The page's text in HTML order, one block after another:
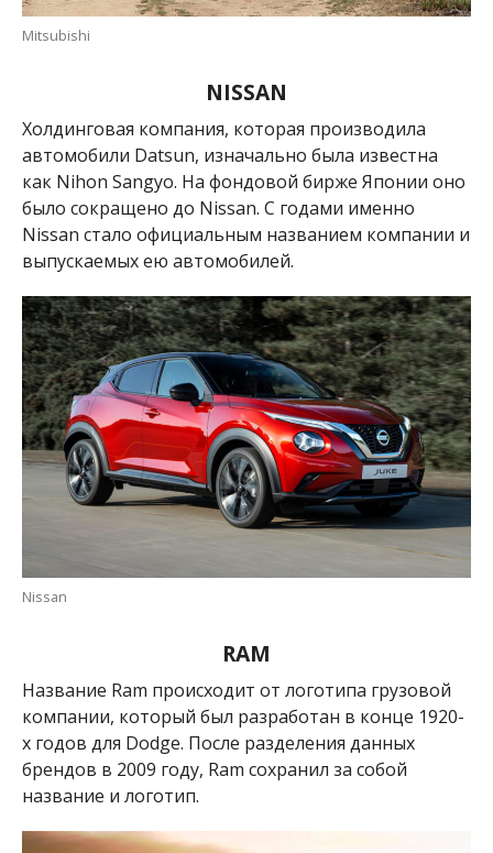
Mitsubishi
NISSAN
Холдинговая компания, которая производила
автомобили Datsun, изначально была известна
как Nihon Sangyo. На фондовой бирже Японии оно
было сокращено до Nissan. С годами именно
Nissan стало официальным названием компании и
выпускаемых ею автомобилей.
Nissan
RAM
Название Ram происходит от логотипа грузовой
компании, который был разработан в конце 1920-
х годов для Dodge. После разделения данных
брендов в 2009 году, Ram сохранил за собой
название и логотип.